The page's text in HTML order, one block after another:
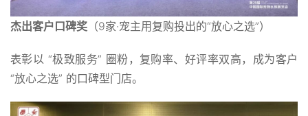
杰出客户口碑奖 （9家·宠主用复购投出的“放心之选”）
表彰以 “极致服务” 圈粉，复购率、好评率双高，成为客户
“放心之选” 的口碑型门店。